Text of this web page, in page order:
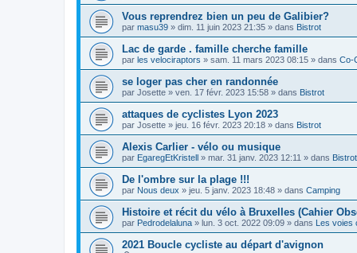
Vous reprendrez bien un peu de Galibier?
par masu39 » dim. 11 juin 2023 21:35 » dans Bistrot
Lac de garde . famille cherche famille
par les velociraptors » sam. 11 mars 2023 08:15 » dans Co-
se loger pas cher en randonnée
par Josette » ven. 17 févr. 2023 15:58 » dans Bistrot
attaques de cyclistes Lyon 2023
par Josette » jeu. 16 févr. 2023 20:18 » dans Bistrot
Alexis Carlier - vélo ou musique
par EgaregEtKristell » mar. 31 janv. 2023 12:11 » dans Bistrot
De l'ombre sur la plage !!!
par Nous deux » jeu. 5 janv. 2023 18:48 » dans Camping
Histoire et récit du vélo à Bruxelles (Cahier
par Pedrodelaluna » lun. 3 oct. 2022 09:09 » dans Les voies
2021 Boucle cycliste au départ d'avignon